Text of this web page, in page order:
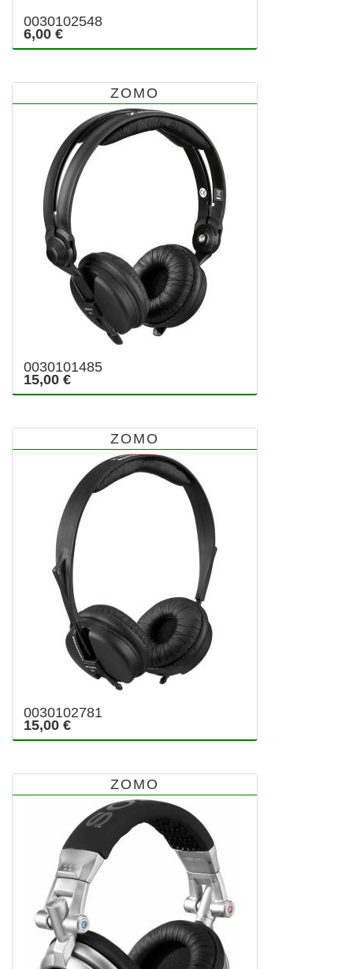
0030102548
6,00 €
ZOMO
0030101485
15,00 €
ZOMO
0030102781
15,00 €
ZOMO